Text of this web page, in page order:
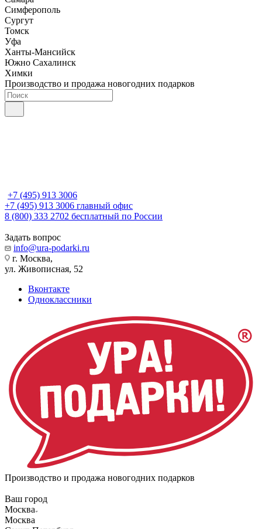
Симферополь
Сургут
Томск
Уфа
Ханты-Мансийск
Южно Сахалинск
Химки
Производство и продажа новогодних подарков
+7 (495) 913 3006
+7 (495) 913 3006 главный офис
8 (800) 333 2702 бесплатный по России
Задать вопрос
info@ura-podarki.ru
г. Москва,
ул. Живописная, 52
Вконтакте
Одноклассники
Производство и продажа новогодних подарков
Ваш город
Москва
Москва